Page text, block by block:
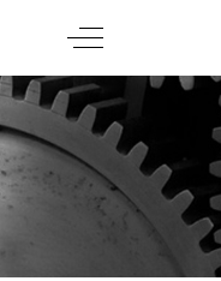
Off-Canvas